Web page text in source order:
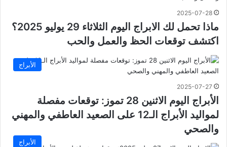
2025-07-28
ماذا تحمل لك الابراج اليوم الثلاثاء 29 يوليو 2025؟
اكتشف توقعات الحظ والعمل والحب
الأبراج
2025-07-27
الأبراج اليوم الاثنين 28 تموز: توقعات مفصلة
لمواليد الأبراج الـ12 على الصعيد العاطفي والمهني
والصحي
الأبراج